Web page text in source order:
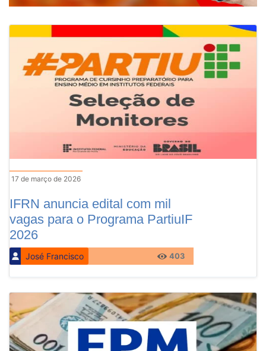
17 de março de 2026
IFRN anuncia edital com mil
vagas para o Programa PartiuIF
2026
José Francisco 403